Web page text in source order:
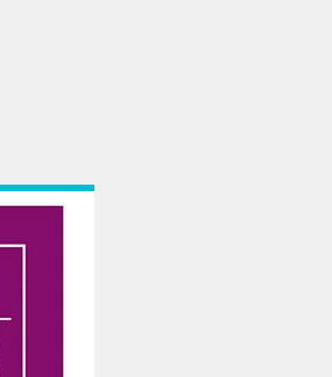
venite la bal, indiferent de cat am fi